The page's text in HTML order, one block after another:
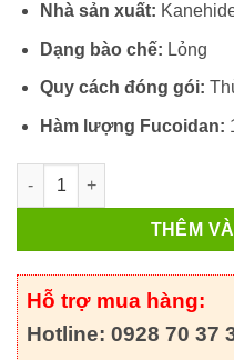
là:
Nhà sản xuất:
Dạng bào chế: Lỏng
Quy cách đóng gói:
Hàm lượng Fucoidan:
Super Fucoidan Dạng
THÊM
Hỗ trợ mua hàng:
Hotline: 0928 70 37